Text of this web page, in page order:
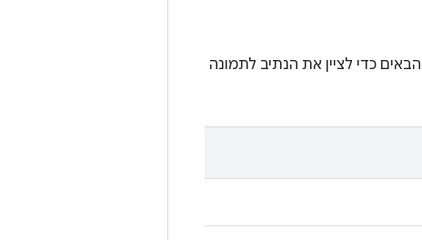
כדי לציין את הנתיב לתמונה